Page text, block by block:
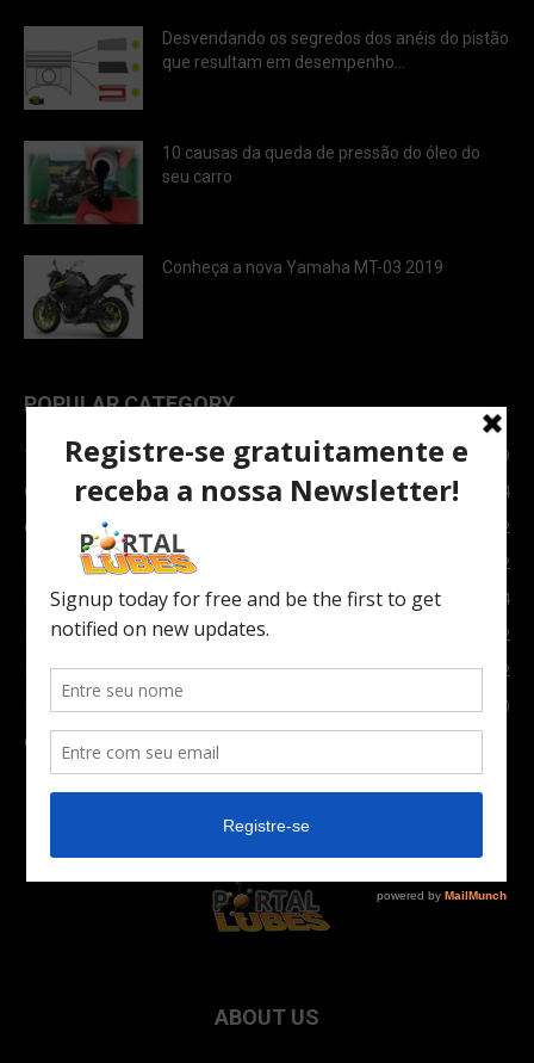
Desvendando os segredos dos anéis do pistão
que resultam em desempenho...
10 causas da queda de pressão do óleo do
seu carro
Conheça a nova Yamaha MT-03 2019
POPULAR CATEGORY
TOPNEWS
7089
Carro e Moto
3764
Carro
2082
Notícias
1852
Indústria
1024
Moto
972
Economia
672
Newsletter
630
Carros Verdes e Novas tecnologias automotivas
ABOUT US